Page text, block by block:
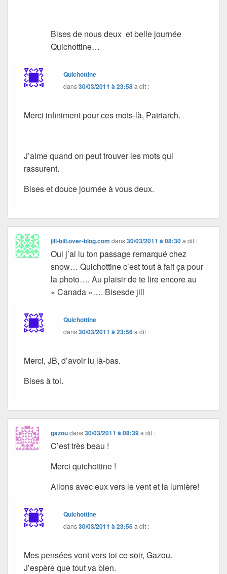
Bises de nous deux et belle journée
Quichottine…
Quichottine
dans30/03/2011 à 23:58a dit :
Merci infiniment pour ces mots-là, Patriarch.
J’aime quand on peut trouver les mots qui
rassurent.
Bises et douce journée à vous deux.
jill-bill.over-blog.com dans30/03/2011 à 08:30 a dit :
Oui j’ai lu ton passage remarqué chez
snow… Quichottine c’est tout à fait ça pour
la photo…. Au plaisir de te lire encore au
« Canada »…. Bisesde jill
Quichottine
dans30/03/2011 à 23:56a dit :
Merci, JB, d’avoir lu là-bas.
Bises à toi.
gazoudans30/03/2011 à 08:39 a dit :
C’est très beau !
Merci quichottine !
Allons avec eux vers le vent et la lumière!
Quichottine
dans30/03/2011 à 23:56a dit :
Mes pensées vont vers toi ce soir, Gazou.
J’espère que tout va bien.